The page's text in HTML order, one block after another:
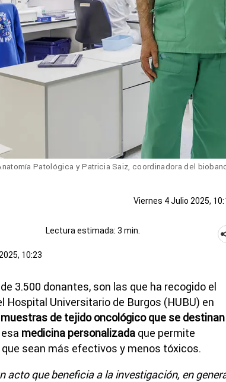
Patológica y Patricia Saiz, coordinadora del
Viernes 4 Julio 2025,
Lectura estimada: 3 min.
10:23
de 3.500 donantes, son las que ha recogido el
Hospital Universitario de Burgos (HUBU) en
muestras de tejido oncológico que se
medicina personalizada que permite
sean más efectivos y menos tóxicos.
acto que beneficia a la investigación, en